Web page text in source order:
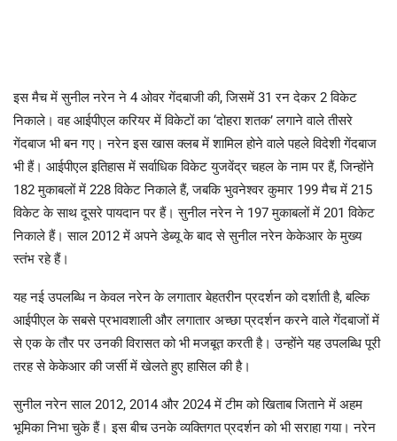
इस मैच में सुनील नरेन ने 4 ओवर गेंदबाजी की, जिसमें 31 रन देकर 2 विकेट
निकाले। वह आईपीएल करियर में विकेटों का ‘दोहरा शतक’ लगाने वाले तीसरे
गेंदबाज भी बन गए। नरेन इस खास क्लब में शामिल होने वाले पहले विदेशी गेंदबाज
भी हैं। आईपीएल इतिहास में सर्वाधिक विकेट युजवेंद्र चहल के नाम पर हैं, जिन्होंने
182 मुकाबलों में 228 विकेट निकाले हैं, जबकि भुवनेश्वर कुमार 199 मैच में 215
विकेट के साथ दूसरे पायदान पर हैं। सुनील नरेन ने 197 मुकाबलों में 201 विकेट
निकाले हैं। साल 2012 में अपने डेब्यू के बाद से सुनील नरेन केकेआर के मुख्य
स्तंभ रहे हैं।
यह नई उपलब्धि न केवल नरेन के लगातार बेहतरीन प्रदर्शन को दर्शाती है, बल्कि
आईपीएल के सबसे प्रभावशाली और लगातार अच्छा प्रदर्शन करने वाले गेंदबाजों में
से एक के तौर पर उनकी विरासत को भी मजबूत करती है। उन्होंने यह उपलब्धि पूरी
तरह से केकेआर की जर्सी में खेलते हुए हासिल की है।
सुनील नरेन साल 2012, 2014 और 2024 में टीम को खिताब जिताने में अहम
भूमिका निभा चुके हैं। इस बीच उनके व्यक्तिगत प्रदर्शन को भी सराहा गया। नरेन